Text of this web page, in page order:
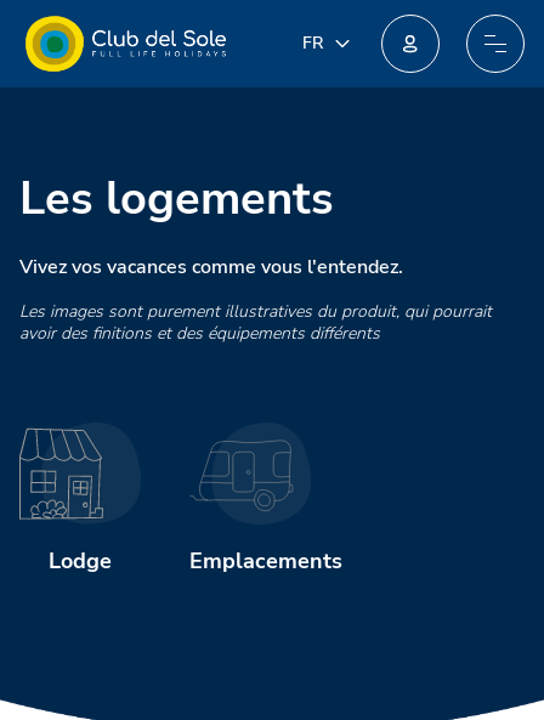
FR
NL
Les logements
Vivez vos vacances comme vous l'entendez.
Les images sont purement illustratives du produit, qui pourrait
avoir des finitions et des équipements différents
Lodge Emplacements